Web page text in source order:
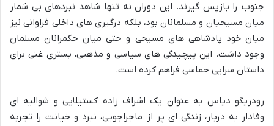
جنوب را بازپس گیرند. این دوران نه تنها شاهد نبردهای بی شمار
میان مسیحیان و مسلمانان بود، بلکه درگیری های داخلی فراوانی نیز
میان خود پادشاهی های مسیحی و حتی میان حکمرانان مسلمان
وجود داشت. این پیچیدگی های سیاسی و مذهبی، بستری غنی برای
داستان سرایی حماسی فراهم کرده است.
رودریگو دیاس به عنوان یک اشراف زاده کستیلایی و شوالیه ای
وفادار به دربار، زندگی ای پر از ماجراجویی، نبرد و خیانت را تجربه